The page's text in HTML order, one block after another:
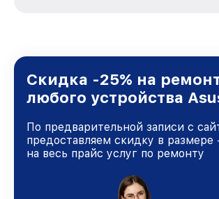
Санкт-Петербурге, постоянно
уровень доверия и лояльности
клиентов.
Скидка -25% на
любого устройства
По предварительной записи с
предоставляем скидку в размере
на весь прайс услуг по ремонту